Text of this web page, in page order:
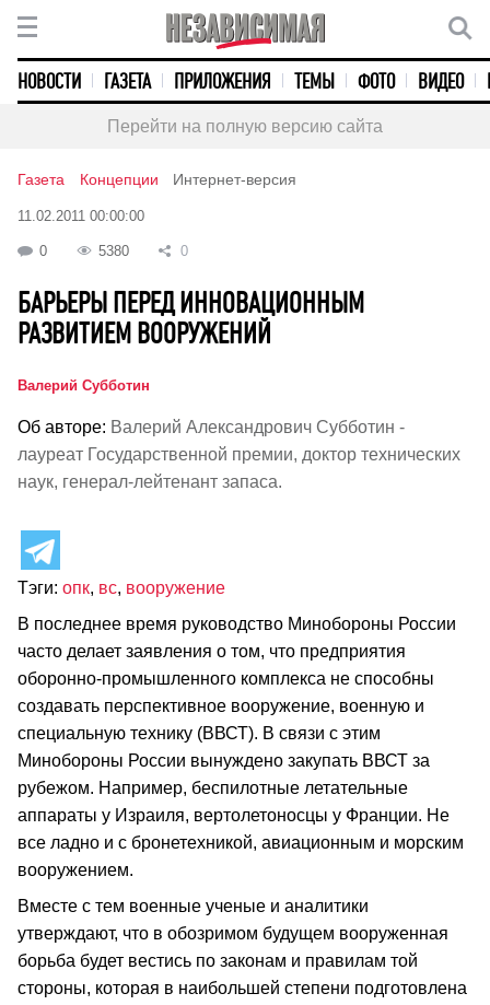
НОВОСТИ ГАЗЕТА ПРИЛОЖЕНИЯ ТЕМЫ ФОТО ВИДЕО
Перейти на полную версию сайта
Газета Концепции Интернет-версия
11.02.2011 00:00:00
0 5380 0
БАРЬЕРЫ ПЕРЕД ИННОВАЦИОННЫМ
РАЗВИТИЕМ ВООРУЖЕНИЙ
Валерий Субботин
Об авторе: Валерий Александрович Субботин -
лауреат Государственной премии, доктор технических
наук, генерал-лейтенант запаса.
Тэги: опк, вс, вооружение
В последнее время руководство Минобороны России
часто делает заявления о том, что предприятия
оборонно-промышленного комплекса не способны
создавать перспективное вооружение, военную и
специальную технику (ВВСТ). В связи с этим
Минобороны России вынуждено закупать ВВСТ за
рубежом. Например, беспилотные летательные
аппараты у Израиля, вертолетоносцы у Франции. Не
все ладно и с бронетехникой, авиационным и морским
вооружением.
Вместе с тем военные ученые и аналитики
утверждают, что в обозримом будущем вооруженная
борьба будет вестись по законам и правилам той
стороны, которая в наибольшей степени подготовлена